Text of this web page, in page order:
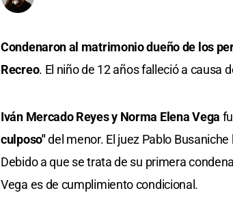
Condenaron al matrimonio dueño de los
Recreo. El niño de 12 años falleció a causa
Iván Mercado Reyes y Norma Elena Vega
culposo"del menor. El juez Pablo
Debido a que se trata de su primera
Vega es de cumplimiento condicional.